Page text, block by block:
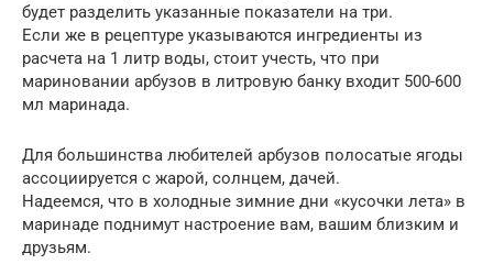
будет разделить указанные показатели на три.
Если же в рецептуре указываются ингредиенты из
расчета на 1 литр воды, стоит учесть, что при
мариновании арбузов в литровую банку входит 500-600
мл маринада.
Для большинства любителей арбузов полосатые ягоды
ассоциируется с жарой, солнцем, дачей.
Надеемся, что в холодные зимние дни «кусочки лета» в
маринаде поднимут настроение вам, вашим близким и
друзьям.